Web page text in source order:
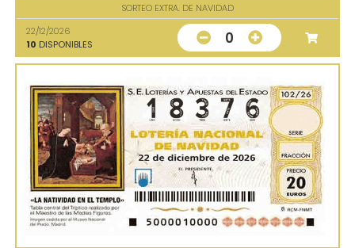
SORTEO EXTRA. DE NAVIDAD
22/12/2026
10 DISPONIBLES 0